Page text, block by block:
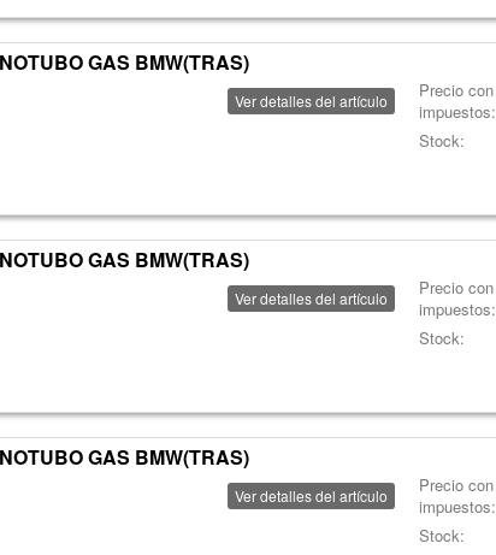
GAS BMW(TRAS)
Ver detalles del artículo
Precio con
impuestos:
Stock:
GAS BMW(TRAS)
Ver detalles del artículo
Precio con
impuestos:
Stock:
GAS BMW(TRAS)
Ver detalles del artículo
Precio con
impuestos:
Stock: